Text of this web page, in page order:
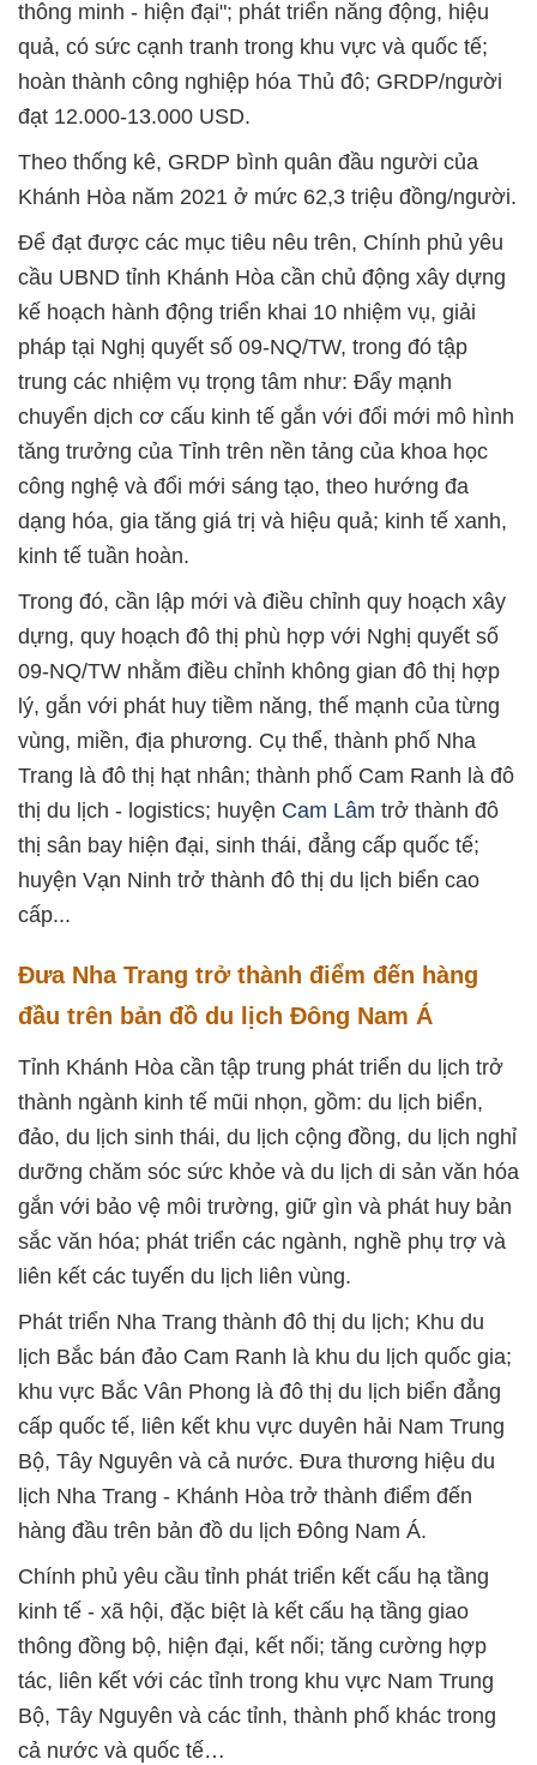
thông minh - hiện đại"; phát triển năng động, hiệu
quả, có sức cạnh tranh trong khu vực và quốc tế;
hoàn thành công nghiệp hóa Thủ đô; GRDP/người
đạt 12.000-13.000 USD.
Theo thống kê, GRDP bình quân đầu người của
Khánh Hòa năm 2021 ở mức 62,3 triệu đồng/người.
Để đạt được các mục tiêu nêu trên, Chính phủ yêu
cầu UBND tỉnh Khánh Hòa cần chủ động xây dựng
kế hoạch hành động triển khai 10 nhiệm vụ, giải
pháp tại Nghị quyết số 09-NQ/TW, trong đó tập
trung các nhiệm vụ trọng tâm như: Đẩy mạnh
chuyển dịch cơ cấu kinh tế gắn với đổi mới mô hình
tăng trưởng của Tỉnh trên nền tảng của khoa học
công nghệ và đổi mới sáng tạo, theo hướng đa
dạng hóa, gia tăng giá trị và hiệu quả; kinh tế xanh,
kinh tế tuần hoàn.
Trong đó, cần lập mới và điều chỉnh quy hoạch xây
dựng, quy hoạch đô thị phù hợp với Nghị quyết số
09-NQ/TW nhằm điều chỉnh không gian đô thị hợp
lý, gắn với phát huy tiềm năng, thế mạnh của từng
vùng, miền, địa phương. Cụ thể, thành phố Nha
Trang là đô thị hạt nhân; thành phố Cam Ranh là đô
thị du lịch - logistics; huyện Cam Lâm trở thành đô
thị sân bay hiện đại, sinh thái, đẳng cấp quốc tế;
huyện Vạn Ninh trở thành đô thị du lịch biển cao
cấp...
Đưa Nha Trang trở thành điểm đến hàng
đầu trên bản đồ du lịch Đông Nam Á
Tỉnh Khánh Hòa cần tập trung phát triển du lịch trở
thành ngành kinh tế mũi nhọn, gồm: du lịch biển,
đảo, du lịch sinh thái, du lịch cộng đồng, du lịch nghỉ
dưỡng chăm sóc sức khỏe và du lịch di sản văn hóa
gắn với bảo vệ môi trường, giữ gìn và phát huy bản
sắc văn hóa; phát triển các ngành, nghề phụ trợ và
liên kết các tuyến du lịch liên vùng.
Phát triển Nha Trang thành đô thị du lịch; Khu du
lịch Bắc bán đảo Cam Ranh là khu du lịch quốc gia;
khu vực Bắc Vân Phong là đô thị du lịch biển đẳng
cấp quốc tế, liên kết khu vực duyên hải Nam Trung
Bộ, Tây Nguyên và cả nước. Đưa thương hiệu du
lịch Nha Trang - Khánh Hòa trở thành điểm đến
hàng đầu trên bản đồ du lịch Đông Nam Á.
Chính phủ yêu cầu tỉnh phát triển kết cấu hạ tầng
kinh tế - xã hội, đặc biệt là kết cấu hạ tầng giao
thông đồng bộ, hiện đại, kết nối; tăng cường hợp
tác, liên kết với các tỉnh trong khu vực Nam Trung
Bộ, Tây Nguyên và các tỉnh, thành phố khác trong
cả nước và quốc tế…